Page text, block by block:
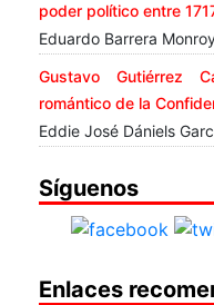
poder político entre
Eduardo Barrera
Gustavo Gutiérrez
romántico de la
Eddie José Dániels
Síguenos
Enlaces